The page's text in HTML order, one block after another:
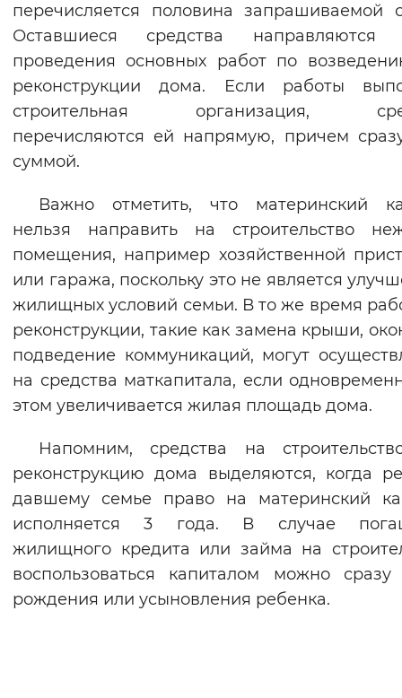
Вернуть стандартные настройки
перечисляется половина запрашиваемой
Оставшиеся средства направляются
проведения основных работ по
реконструкции дома. Если работы
строительная организация,
перечисляются ей напрямую, причем
суммой.
Важно отметить, что материнский
нельзя направить на строительство
помещения, например хозяйственной
или гаража, поскольку это не является
жилищных условий семьи. В то же время
реконструкции, такие как замена крыши,
подведение коммуникаций, могут
на средства маткапитала, если
этом увеличивается жилая площадь дома.
Напомним, средства на
реконструкцию дома выделяются, когда
давшему семье право на материнский
исполняется 3 года. В случае
жилищного кредита или займа на
воспользоваться капиталом можно сразу
рождения или усыновления ребенка.